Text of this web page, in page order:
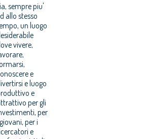
sempre piu'
allo stesso
un luogo
vivere,
e
e luogo
e
per gli
per
per i
e